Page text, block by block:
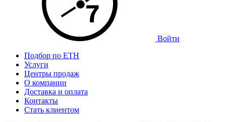
Войти
Подбор по ЕТН
Услуги
Центры продаж
О компании
Доставка и оплата
Контакты
Стать клиентом